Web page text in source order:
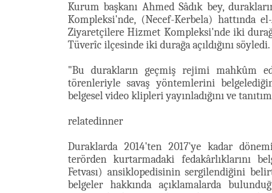
Kurum başkanı Ahmed Sâdık bey,
Kompleksi'nde, (Necef-Kerbela) hattında
Ziyaretçilere Hizmet Kompleksi'nde iki
Tüverîc ilçesinde iki durağa açıldığını söyledi.
"Bu durakların geçmiş rejimi mahkûm
törenleriyle savaş yöntemlerini
belgesel video klipleri yayınladığını ve
relatedinner
Duraklarda 2014'ten 2017'ye kadar
terörden kurtarmadaki fedakârlıklarını
Fetvası) ansiklopedisinin sergilendiğini
belgeler hakkında açıklamalarda